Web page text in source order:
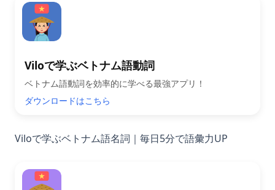
Viloで学ぶベトナム語動詞
ベトナム語動詞を効率的に学べる最強アプリ！
ダウンロードはこちら
Viloで学ぶベトナム語名詞｜毎日5分で語彙力UP